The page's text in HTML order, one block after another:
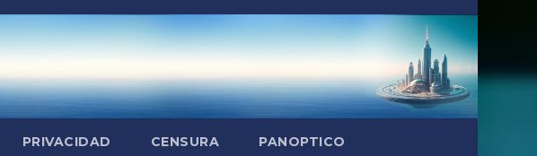
PRIVACIDAD CENSURA PANOPTICO